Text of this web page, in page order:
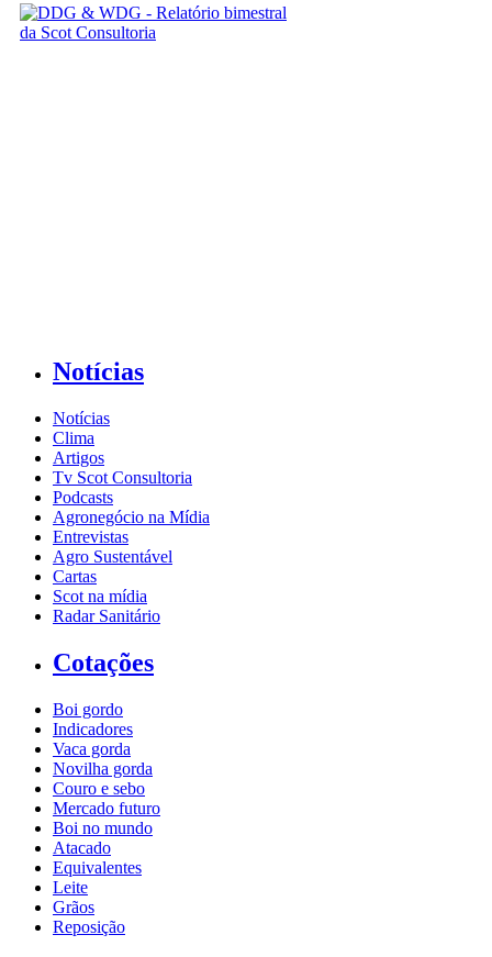
Notícias
Notícias
Clima
Artigos
Tv Scot Consultoria
Podcasts
Agronegócio na Mídia
Entrevistas
Agro Sustentável
Cartas
Scot na mídia
Radar Sanitário
Cotações
Boi gordo
Indicadores
Vaca gorda
Novilha gorda
Couro e sebo
Mercado futuro
Boi no mundo
Atacado
Equivalentes
Leite
Grãos
Reposição